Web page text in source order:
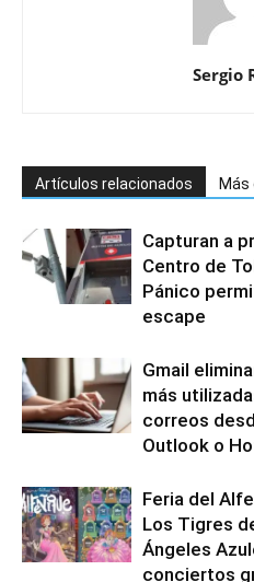
Sergio
Artículos relacionados Más
Capturan a
Centro de
Pánico
escape
Gmail
más
correos
Outlook o
Feria del
Los Tigres
Ángeles
conciertos